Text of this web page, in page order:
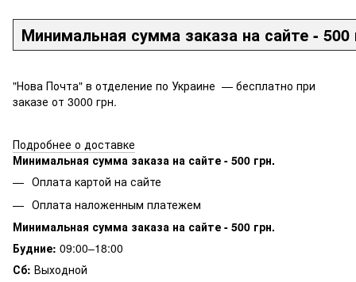
Минимальная сумма заказа на сайте - 500
"Нова Почта" в отделение по Украине — бесплатно при
заказе от 3000 грн.
Подробнее о доставке
Минимальная сумма заказа на сайте - 500 грн.
Оплата картой на сайте
Оплата наложенным платежем
Минимальная сумма заказа на сайте - 500 грн.
Будние: 09:00–18:00
Сб: Выходной